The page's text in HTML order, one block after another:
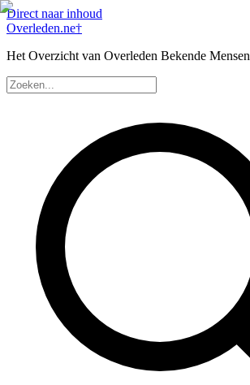
Direct naar inhoud
Overleden.ne†
Het Overzicht van Overleden Bekende Mensen